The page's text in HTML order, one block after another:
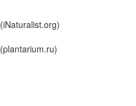
(iNaturalist.org)
(plantarium.ru)